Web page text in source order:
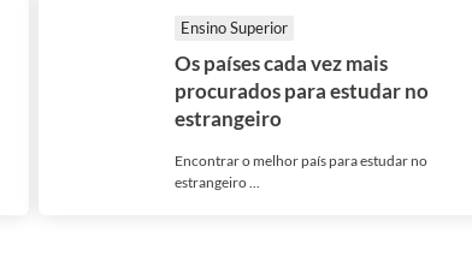
Ensino Superior
Os países cada vez mais
procurados para estudar no
estrangeiro
Encontrar o melhor país para estudar no
estrangeiro ...